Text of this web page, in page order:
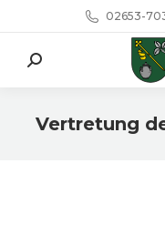
02653-
Search:
Vertretung